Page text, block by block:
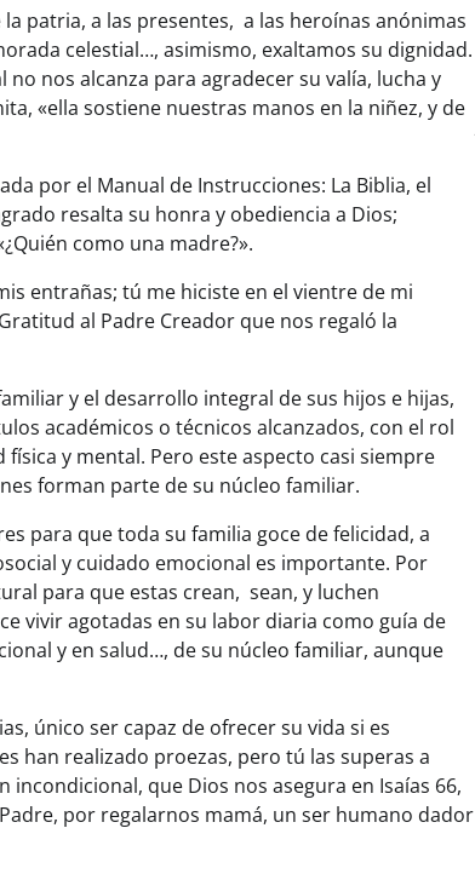
patria, a las presentes, a las heroínas anónimas
celestial…, asimismo, exaltamos su dignidad.
nos alcanza para agradecer su valía, lucha y
«ella sostiene nuestras manos en la niñez, y de
por el Manual de Instrucciones: La Biblia, el
resalta su honra y obediencia a Dios;
como una madre?».
entrañas; tú me hiciste en el vientre de mi
al Padre Creador que nos regaló la
y el desarrollo integral de sus hijos e hijas,
académicos o técnicos alcanzados, con el rol
y mental. Pero este aspecto casi siempre
forman parte de su núcleo familiar.
para que toda su familia goce de felicidad, a
y cuidado emocional es importante. Por
para que estas crean, sean, y luchen
vivir agotadas en su labor diaria como guía de
y en salud…, de su núcleo familiar, aunque
único ser capaz de ofrecer su vida si es
han realizado proezas, pero tú las superas a
que Dios nos asegura en Isaías 66,
por regalarnos mamá, un ser humano dador